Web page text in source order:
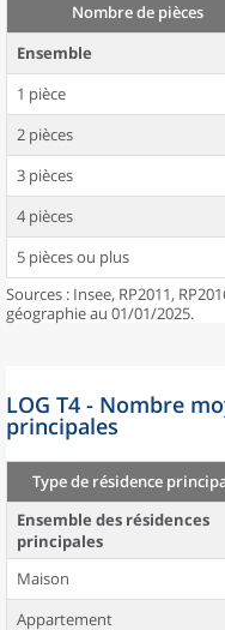
Nombre de pièces
Ensemble
1 pièce
2 pièces
3 pièces
4 pièces
5 pièces ou plus
Sources : Insee, RP2011,
géographie au 01/01/2025.
LOG T4 - Nombre
principales
Type de résidence
Ensemble des résidences
principales
Maison
Appartement